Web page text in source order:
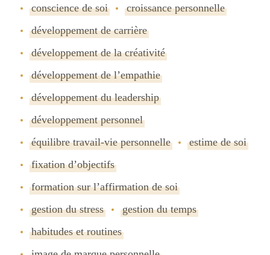
conscience de soi
croissance personnelle
développement de carrière
développement de la créativité
développement de lʼempathie
développement du leadership
développement personnel
équilibre travail-vie personnelle
estime de soi
fixation dʼobjectifs
formation sur lʼaffirmation de soi
gestion du stress
gestion du temps
habitudes et routines